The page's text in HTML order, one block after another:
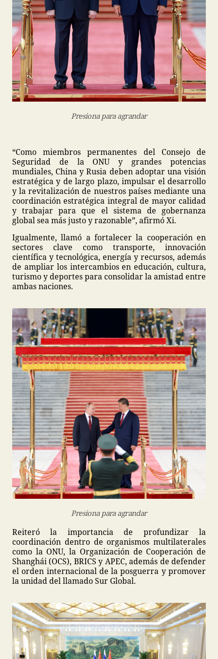
Presiona para agrandar
“Como miembros permanentes del Consejo de
Seguridad de la ONU y grandes potencias
mundiales, China y Rusia deben adoptar una visión
estratégica y de largo plazo, impulsar el desarrollo
y la revitalización de nuestros países mediante una
coordinación estratégica integral de mayor calidad
y trabajar para que el sistema de gobernanza
global sea más justo y razonable”, afirmó Xi.
Igualmente, llamó a fortalecer la cooperación en
sectores clave como transporte, innovación
científica y tecnológica, energía y recursos, además
de ampliar los intercambios en educación, cultura,
turismo y deportes para consolidar la amistad entre
ambas naciones.
Presiona para agrandar
Reiteró la importancia de profundizar la
coordinación dentro de organismos multilaterales
como la ONU, la Organización de Cooperación de
Shanghái (OCS), BRICS y APEC, además de defender
el orden internacional de la posguerra y promover
la unidad del llamado Sur Global.